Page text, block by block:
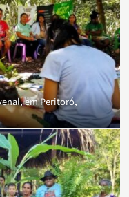
em Peritoró,